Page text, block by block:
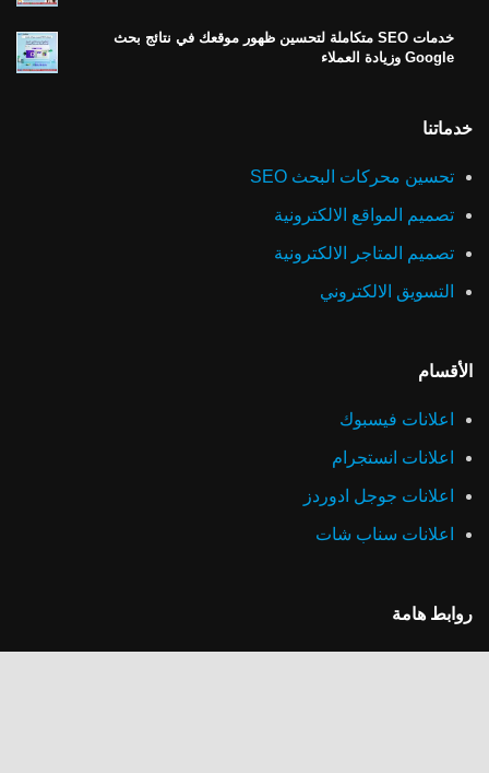
خدمات SEO متكاملة لتحسين ظهور موقعك في نتائج بحث
Google وزيادة العملاء
خدماتنا
تحسين محركات البحث SEO
تصميم المواقع الالكترونية
تصميم المتاجر الالكترونية
التسويق الالكتروني
الأقسام
اعلانات فيسبوك
اعلانات انستجرام
اعلانات جوجل ادوردز
اعلانات سناب شات
روابط هامة